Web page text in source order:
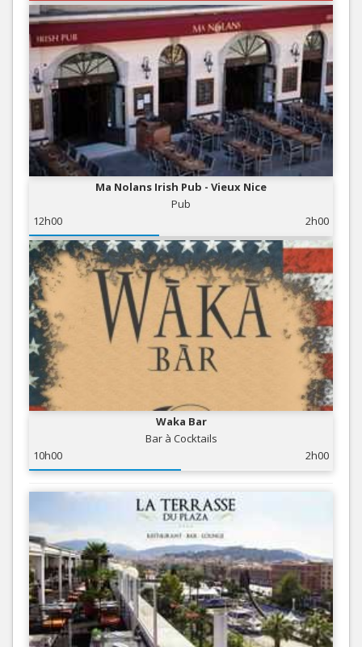
Ma Nolans Irish Pub - Vieux Nice
Pub
12h00
2h00
Waka Bar
Bar à Cocktails
10h00
2h00